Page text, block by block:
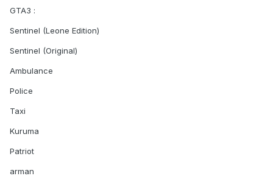
GTA3 :
Sentinel (Leone Edition)
Sentinel (Original)
Ambulance
Police
Taxi
Kuruma
Patriot
arman